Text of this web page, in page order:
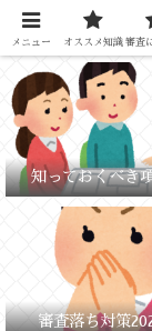
元銀
知っておくべき
審査落ち対策
メニュー オススメ知識 審査